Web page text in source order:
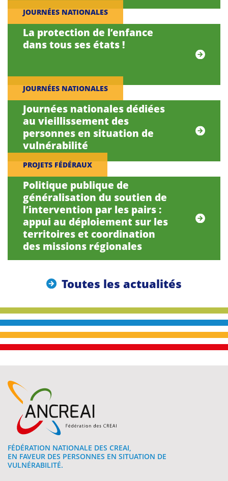
JOURNÉES NATIONALES
La protection de l’enfance
dans tous ses états !
JOURNÉES NATIONALES
Journées nationales dédiées
au vieillissement des
personnes en situation de
vulnérabilité
PROJETS FÉDÉRAUX
Politique publique de
généralisation du soutien de
l’intervention par les pairs :
appui au déploiement sur les
territoires et coordination
des missions régionales
Toutes les actualités
FÉDÉRATION NATIONALE DES CREAI,
EN FAVEUR DES PERSONNES EN SITUATION DE
VULNÉRABILITÉ.